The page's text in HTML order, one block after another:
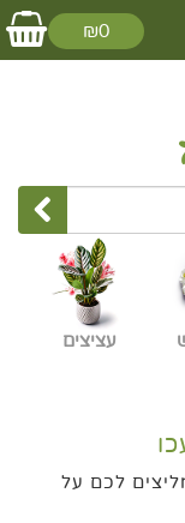
₪0
עציצים
לכם על